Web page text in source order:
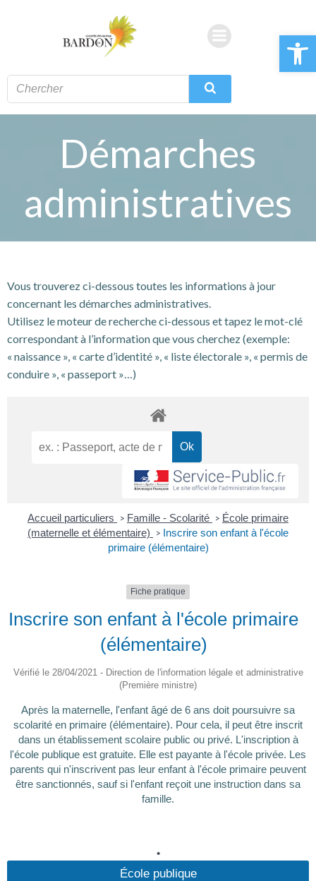
Ouvrir
Démarches
administratives
Vous trouverez ci-dessous toutes les informations à jour
concernant les démarches administratives.
Utilisez le moteur de recherche ci-dessous et tapez le mot-clé
correspondant à l’information que vous cherchez (exemple:
« naissance », « carte d’identité », « liste électorale », « permis de
conduire », « passeport »…)
Accueil particuliers > Famille - Scolarité > École primaire
(maternelle et élémentaire)
> Inscrire son enfant à l'école
primaire (élémentaire)
Fiche pratique
Inscrire son enfant à l'école primaire
(élémentaire)
Vérifié le 28/04/2021 - Direction de l'information légale et administrative
(Première ministre)
Après la maternelle, l'enfant âgé de 6 ans doit poursuivre sa
scolarité en primaire (élémentaire). Pour cela, il peut être inscrit
dans un établissement scolaire public ou privé. L'inscription à
l'école publique est gratuite. Elle est payante à l'école privée. Les
parents qui n'inscrivent pas leur enfant à l'école primaire peuvent
être sanctionnés, sauf si l'enfant reçoit une instruction dans sa
famille.
École publique